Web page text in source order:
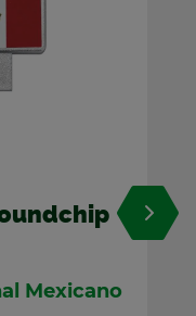
Bay­ern